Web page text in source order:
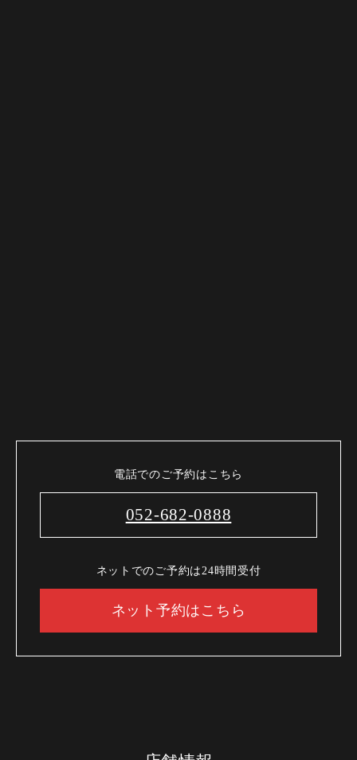
電話でのご予約はこちら
052-682-0888
ネットでのご予約は24時間受付
ネット予約はこちら